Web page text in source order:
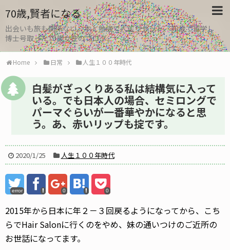
70歳,賢者になる
出会いも旅も関係ない。本と勉強で人生リセット、30歳で留学し
博士号取った70歳女性のブログ
Home 日常 人生１００年時代
白髪がざっくりある私は結構気に入って
いる。でも日本人の場合、セミロングで
パーマぐらいが一番華やかになると思
う。あ、赤いリップも掟です。
2020/1/25 人生１００年時代
error 0 0
2015年から日本に年２－３回戻るようになってから、こち
らでHair Salonに行くのをやめ、妹の通いつけのご近所の
お世話になってます。